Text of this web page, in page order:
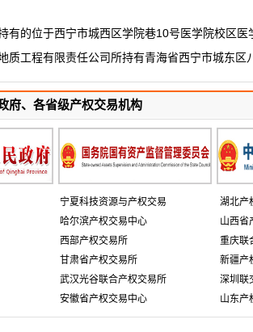
有的位于西宁市城西区学院巷10号医学院校区医
质工程有限责任公司所持有青海省西宁市城东
府、各省级产权交易机构
宁夏科技资源与产权交易
哈尔滨产权交易中心
西部产权交易所
甘肃省产权交易所
武汉光谷联合产权交易所
安徽省产权交易中心
湖北产
山西省
重庆联
新疆产
深圳联
山东产